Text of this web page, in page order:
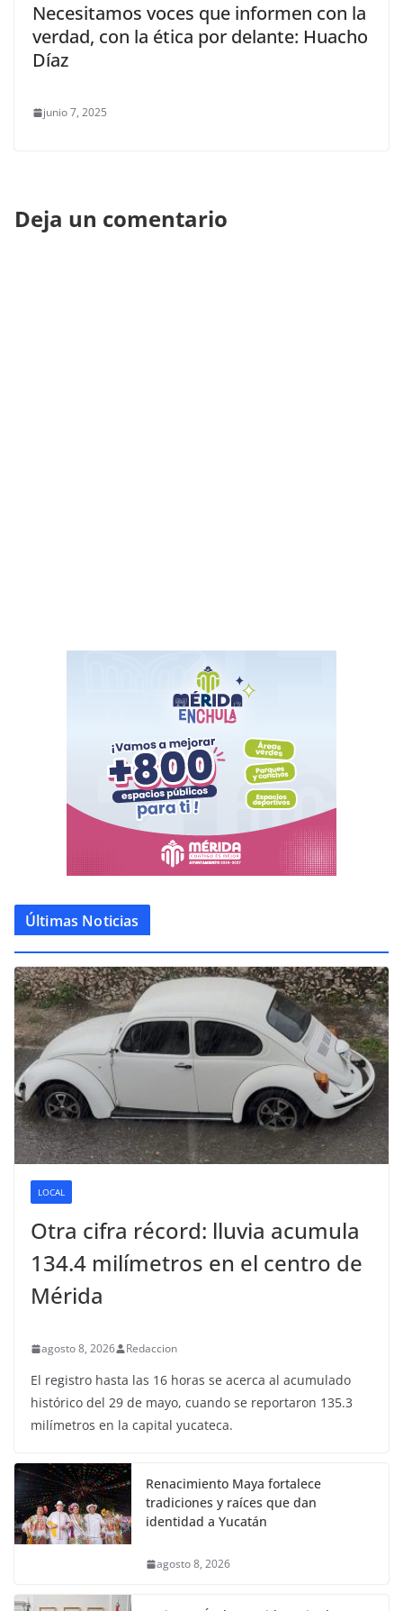
Necesitamos voces que informen con la
verdad, con la ética por delante: Huacho
Díaz
junio 7, 2025
Deja un comentario
Últimas Noticias
LOCAL
Otra cifra récord: lluvia acumula
134.4 milímetros en el centro de
Mérida
agosto 8, 2026 Redaccion
El registro hasta las 16 horas se acerca al acumulado
histórico del 29 de mayo, cuando se reportaron 135.3
milímetros en la capital yucateca.
Renacimiento Maya fortalece
tradiciones y raíces que dan
identidad a Yucatán
agosto 8, 2026